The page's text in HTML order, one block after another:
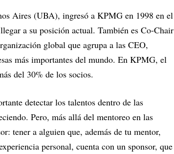
Aires (UBA), ingresó a KPMG en 1998 en el
a su posición actual. También es Co-Chair
global que agrupa a las CEO,
más importantes del mundo. En KPMG, el
del 30% de los socios.
detectar los talentos dentro de las
Pero, más allá del mentoreo en las
tener a alguien que, además de tu mentor,
personal, cuenta con un sponsor, que